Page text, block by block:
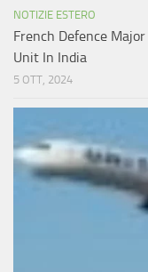
NOTIZIE ESTERO
French Defence
Unit In India
5 OTT, 2024